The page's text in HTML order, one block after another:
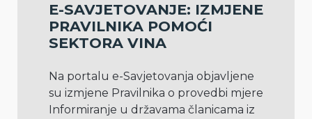
E-SAVJETOVANJE: IZMJENE
PRAVILNIKA POMOĆI
SEKTORA VINA
Na portalu e-Savjetovanja objavljene
su izmjene Pravilnika o provedbi mjere
Informiranje u državama članicama iz